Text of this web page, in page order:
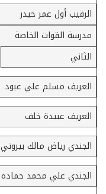
الرقيب أول عمر حيدر
مدرسة القوات الخاصة
الثاني
العريف مسلم علي عبود
العريف عبيدة خلف
الجندي رياض مالك بيروتي
الجندي علي محمد حماده